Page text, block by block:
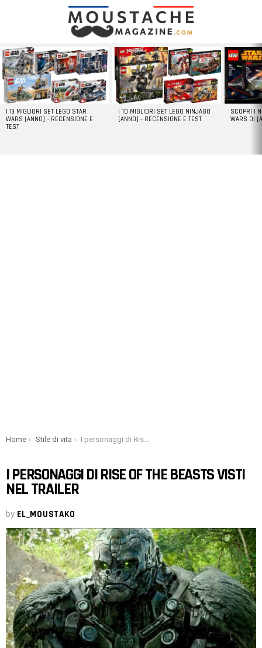
LATEST
STORIES
I 13 MIGLIORI SET LEGO STAR
WARS [ANNO] – RECENSIONE E
TEST
I 10 MIGLIORI SET LEGO NINJAGO
[ANNO] – RECENSIONE E TEST
SCOPRI I
WARS DI
You are here:
Home Stile di vita I personaggi di Rise of the Beasts visti nel trailer
I PERSONAGGI DI RISE OF THE BEASTS VISTI
NEL TRAILER
by EL_MOUSTAKO